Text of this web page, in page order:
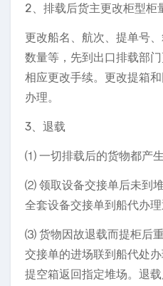
2、排载后货主更改柜型柜
更改船名、航次、提单号
数量等，先到出口排载部
相应更改手续。更改提箱
办理。
3、退载
⑴ 一切排载后的货物都产
⑵ 领取设备交接单后未到
全套设备交接单到船代办
⑶ 货物因故退载而提柜后
交接单的进场联到船代处
提空箱返回指定堆场。退